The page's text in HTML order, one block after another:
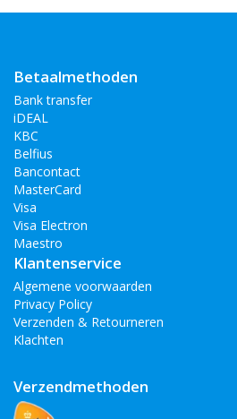
Betaalmethoden
Bank transfer
iDEAL
KBC
Belfius
Bancontact
MasterCard
Visa
Visa Electron
Maestro
Klantenservice
Algemene voorwaarden
Privacy Policy
Verzenden & Retourneren
Klachten
Verzendmethoden